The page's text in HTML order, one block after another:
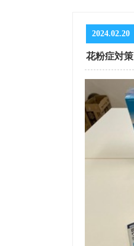
2024.02.20
花粉症対策